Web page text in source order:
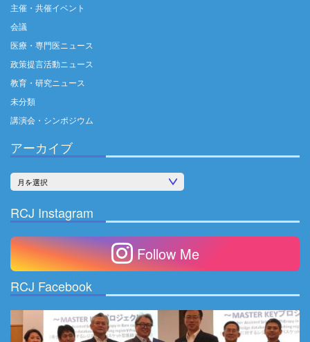
主催・共催イベント
会議
医療・専門医ニュース
政策提言活動ニュース
教育・研究ニュース
未分類
講演会・シンポジウム
アーカイブ
カ
イ
ブ
RCJ Instagram
Follow Me
RCJ Facebook